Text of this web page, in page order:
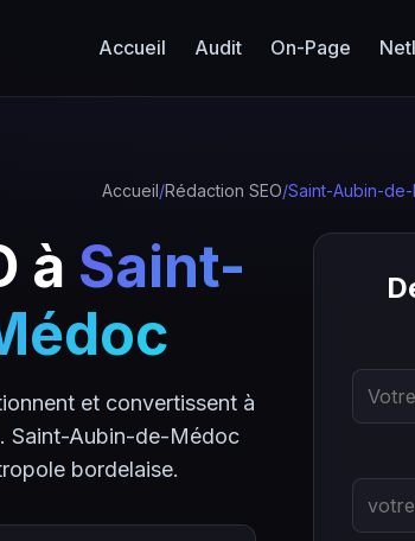
Accueil Audit On-Page
Accueil/Rédaction SEO/Saint-Aubin-
à Saint-
et convertissent à
Saint-Aubin-de-Médoc
bordelaise.